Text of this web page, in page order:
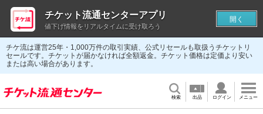
チケ流は運営25年・1,000万件の取引実績、公式リセールも取扱うチケットリ
セールです。チケットが届かなければ全額返金。チケット価格は定価より安い
または高い場合があります。
検索 出品 ログイン メニュー
チケット流通センターアプリ
値下げ情報をリアルタイムに受け取ろう
開く